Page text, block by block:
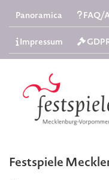
Panoramica FAQ/
Impressum
Festspiele